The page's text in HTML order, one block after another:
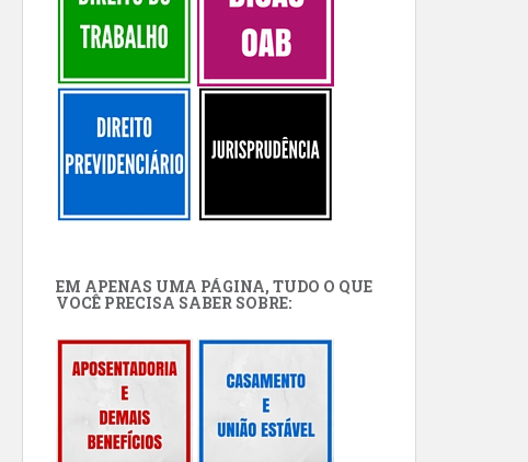
EM APENAS UMA PÁGINA, TUDO O QUE
VOCÊ PRECISA SABER SOBRE: